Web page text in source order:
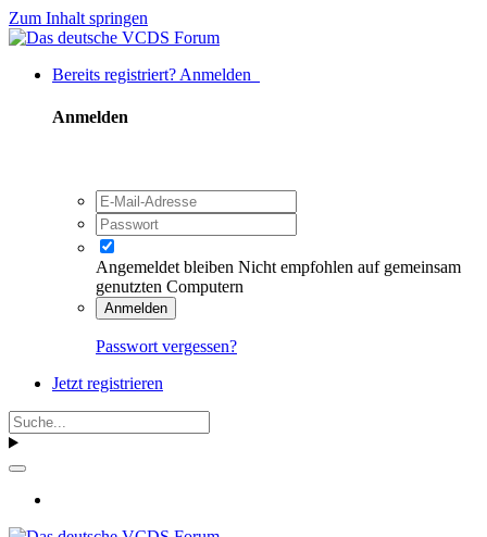
Zum Inhalt springen
Bereits registriert? Anmelden
Anmelden
Angemeldet bleiben Nicht empfohlen auf gemeinsam
genutzten Computern
Anmelden
Passwort vergessen?
Jetzt registrieren